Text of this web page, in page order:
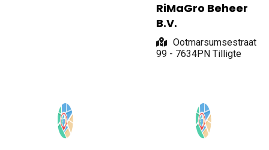
RiMaGro Beheer
B.V.
Ootmarsumsestraat
99 - 7634PN Tilligte